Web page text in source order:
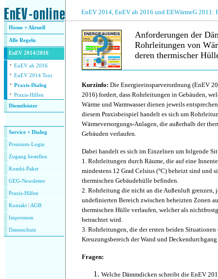
EnEV 2014, EnEV ab 2016 und EEWärmeG 2011:
Home + Aktuell
Alle Regeln
EnEV 2014/2016
· EnEV ab 2016
· EnEV 2014 Text
· Praxis-Dialog
· Praxis-Hilfen
Dienstleister
Service + Dialog
Premium-Login
Zugang bestellen
Kombi-Paket
GEG-Newsletter
Praxis-Hilfen
Kontakt AGB
Impressum
Datenschutz
Anforderungen der
Rohrleitungen von
deren thermischer
Kurzinfo: Die Energieeinsparverordnung (EnEV
2016) fordert, dass Rohrleitungen in Gebäuden,
Wärme und Warmwasser dienen jeweils
diesem Praxisbeispiel handelt es sich um
Wärmeversorgungs-Anlagen, die außerhalb der
Gebäuden verlaufen.
Dabei handelt es sich im Einzelnen um folgende
1. Rohrleitungen durch Räume, die auf eine
mindestens 12 Grad Celsius (°C) beheizt sind und
thermischen Gebäudehülle befinden.
2. Rohrleitung die nicht an die Außenluft grenzen,
undefinierten Bereich zwischen beheizten Zonen
thermischen Hülle verlaufen, welcher als
betrachtet wird.
3. Rohrleitungen, die der ersten beiden Situationen
Kreuzungsbereich der Wand und
Fragen:
Welche Dämmdicken schreibt die EnEV